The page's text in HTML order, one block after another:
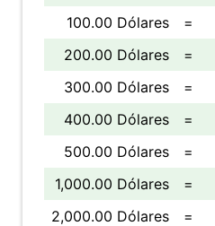
100.00 Dólares
=
200.00 Dólares
=
300.00 Dólares
=
400.00 Dólares
=
500.00 Dólares
=
1,000.00 Dólares
=
2,000.00 Dólares
=